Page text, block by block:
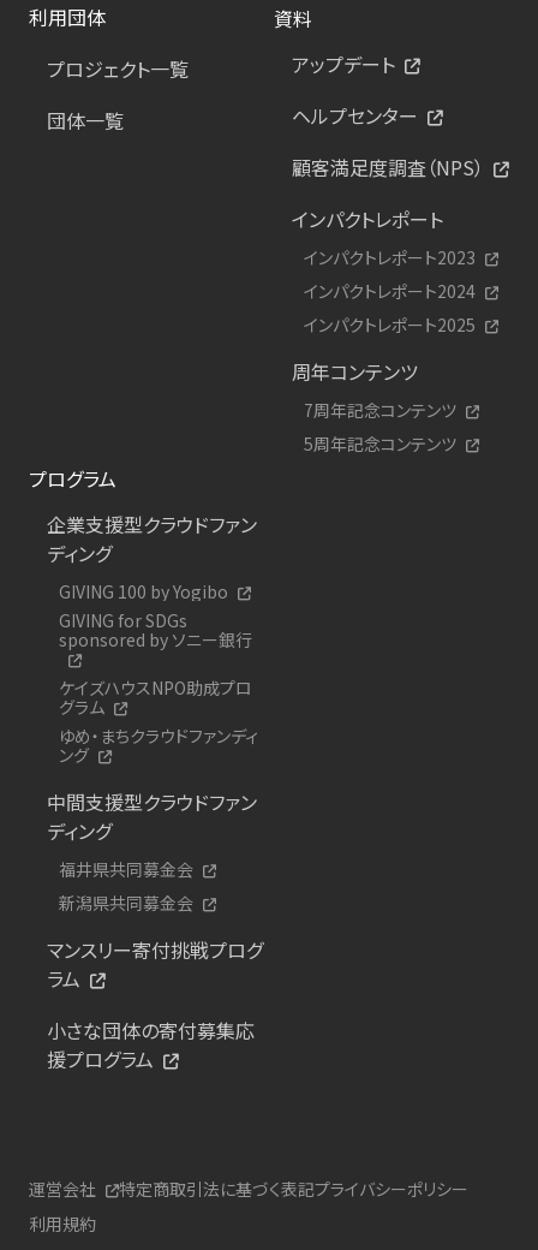
利用団体
プロジェクト一覧
団体一覧
資料
アップデート
ヘルプセンター
顧客満足度調査（NPS）
インパクトレポート
インパクトレポート2023
インパクトレポート2024
インパクトレポート2025
周年コンテンツ
7周年記念コンテンツ
5周年記念コンテンツ
プログラム
企業支援型クラウドファン
ディング
GIVING 100 by Yogibo
GIVING for SDGs
sponsored by ソニー銀行
ケイズハウスNPO助成プロ
グラム
ゆめ・まちクラウドファンディ
ング
中間支援型クラウドファン
ディング
福井県共同募金会
新潟県共同募金会
マンスリー寄付挑戦プログ
ラム
小さな団体の寄付募集応
援プログラム
運営会社 特定商取引法に基づく表記プライバシーポリシー
利用規約